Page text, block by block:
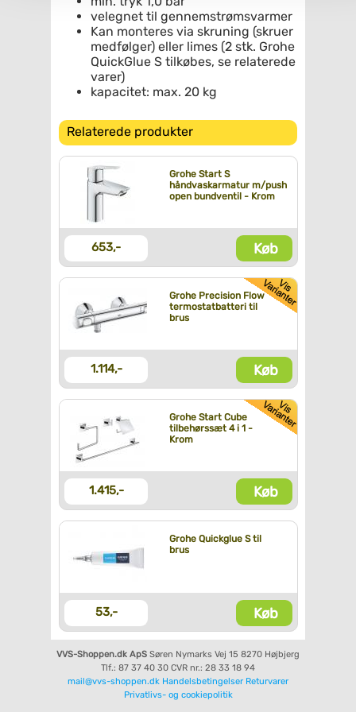
velegnet til gennemstrømsvarmer
Kan monteres via skruning (skruer
medfølger) eller limes (2 stk. Grohe
QuickGlue S tilkøbes, se relaterede
varer)
kapacitet: max. 20 kg
Relaterede produkter
Grohe Start S
håndvaskarmatur m/push
open bundventil - Krom
653,- Køb
Grohe Precision Flow
termostatbatteri til
brus
1.114,- Køb
Grohe Start Cube
tilbehørssæt 4 i 1 -
Krom
1.415,- Køb
Grohe Quickglue S til
brus
53,- Køb
VVS-Shoppen.dk ApS Søren Nymarks Vej 15 8270 Højbjerg
Tlf.: 87 37 40 30 CVR nr.: 28 33 18 94
mail@vvs-shoppen.dk Handelsbetingelser Returvarer
Privatlivs- og cookiepolitik